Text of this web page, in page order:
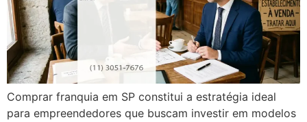
Comprar franquia em SP constitui a estratégia ideal
para empreendedores que buscam investir em modelos